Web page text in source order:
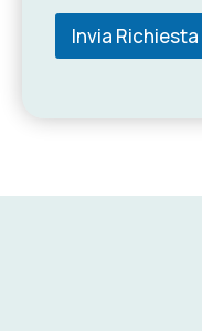
Invia Richiesta